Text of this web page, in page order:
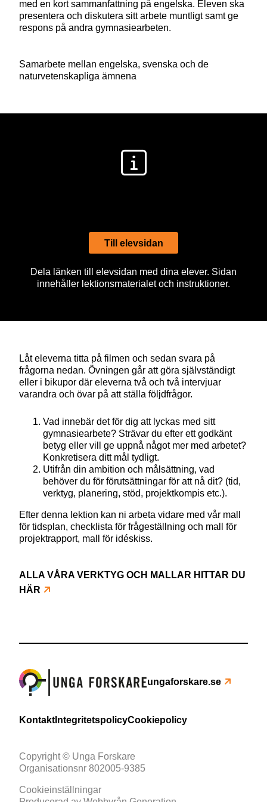
med en kort sammanfattning på engelska. Eleven ska
presentera och diskutera sitt arbete muntligt samt ge
respons på andra gymnasiearbeten.
Samarbete mellan engelska, svenska och de
naturvetenskapliga ämnena
Till elevsidan
Dela länken till elevsidan med dina elever. Sidan
innehåller lektionsmaterialet och instruktioner.
Låt eleverna titta på filmen och sedan svara på
frågorna nedan. Övningen går att göra självständigt
eller i bikupor där eleverna två och två intervjuar
varandra och övar på att ställa följdfrågor.
Vad innebär det för dig att lyckas med sitt
gymnasiearbete? Strävar du efter ett godkänt
betyg eller vill ge uppnå något mer med arbetet?
Konkretisera ditt mål tydligt.
Utifrån din ambition och målsättning, vad
behöver du för förutsättningar för att nå dit? (tid,
verktyg, planering, stöd, projektkompis etc.).
Efter denna lektion kan ni arbeta vidare med vår mall
för tidsplan, checklista för frågeställning och mall för
projektrapport, mall för idéskiss.
ALLA VÅRA VERKTYG OCH MALLAR HITTAR DU
HÄR
ungaforskare.se
KontaktIntegritetspolicyCookiepolicy
Copyright © Unga Forskare
Organisationsnr 802005-9385
Cookieinställningar